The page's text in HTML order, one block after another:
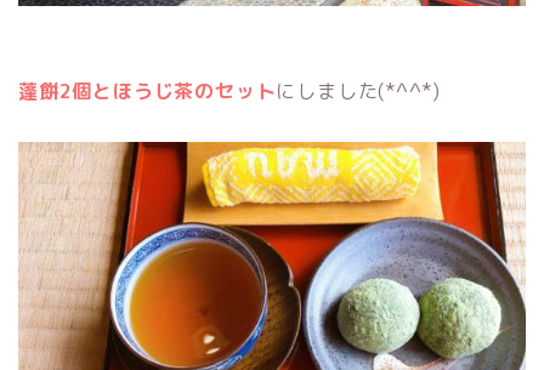
蓬餅2個とほうじ茶のセットにしました(*^^*)